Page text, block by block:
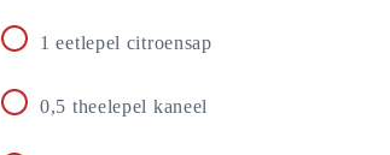
1 eetlepel citroensap
0,5 theelepel kaneel